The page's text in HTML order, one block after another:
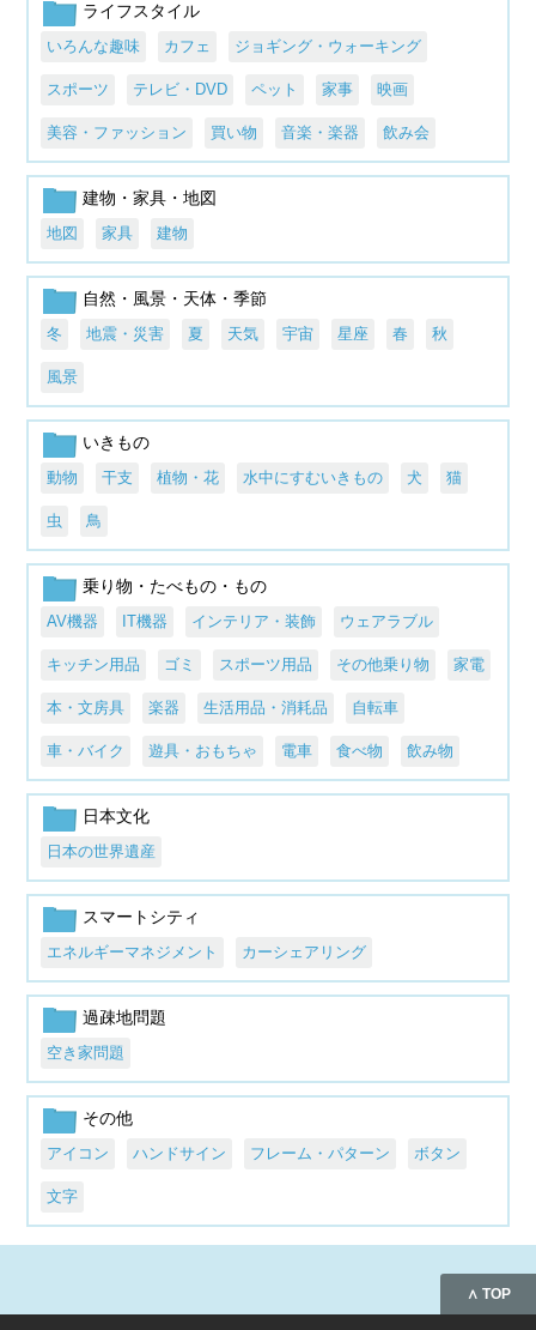
ライフスタイル
いろんな趣味 カフェ ジョギング・ウォーキング
スポーツ テレビ・DVD ペット 家事 映画
美容・ファッション 買い物 音楽・楽器 飲み会
建物・家具・地図
地図 家具 建物
自然・風景・天体・季節
冬 地震・災害 夏 天気 宇宙 星座 春 秋
風景
いきもの
動物 干支 植物・花 水中にすむいきもの 犬 猫
虫 鳥
乗り物・たべもの・もの
AV機器 IT機器 インテリア・装飾 ウェアラブル
キッチン用品 ゴミ スポーツ用品 その他乗り物 家電
本・文房具 楽器 生活用品・消耗品 自転車
車・バイク 遊具・おもちゃ 電車 食べ物 飲み物
日本文化
日本の世界遺産
スマートシティ
エネルギーマネジメント カーシェアリング
過疎地問題
空き家問題
その他
アイコン ハンドサイン フレーム・パターン ボタン
文字
∧ TOP